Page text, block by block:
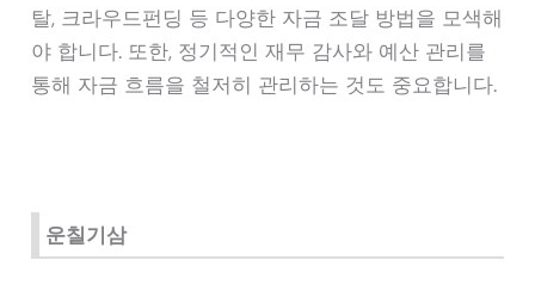
탈, 크라우드펀딩 등 다양한 자금 조달 방법을 모색해
야 합니다. 또한, 정기적인 재무 감사와 예산 관리를
통해 자금 흐름을 철저히 관리하는 것도 중요합니다.
운칠기삼